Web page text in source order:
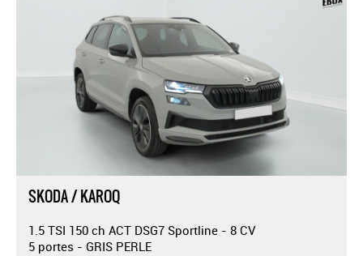
SKODA / KAROQ
1.5 TSI 150 ch ACT DSG7 Sportline - 8 CV
5 portes - GRIS PERLE